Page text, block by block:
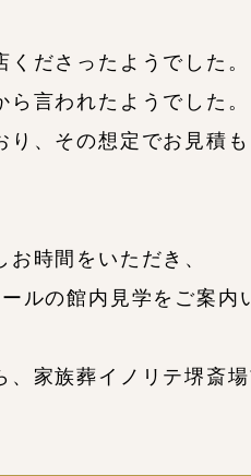
ださったようでした。
言われたようでした。
、その想定でお見積
時間をいただき、
ルの館内見学をご案内
家族葬イノリテ堺斎